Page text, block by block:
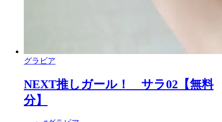
グラビア
NEXT推しガール！ サラ02【無料
分】